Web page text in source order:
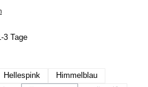
3 Tage
Hellespink
Himmelblau